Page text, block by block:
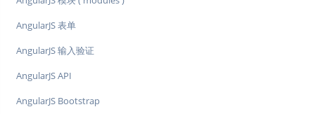
AngularJS 表单
AngularJS 输入验证
AngularJS API
AngularJS Bootstrap